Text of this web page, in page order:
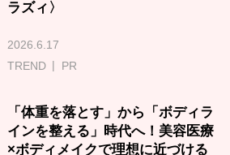
ラズィ〉
2026.6.17
TREND
PR
「体重を落とす」から「ボディラ
インを整える」時代へ！美容医療
×ボディメイクで理想に近づける